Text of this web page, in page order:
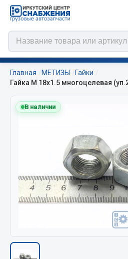
Цепи противоскольжения
ЦЕПИ BOHU (Китай)
Изготовление цепей на колеса
QITONG
Весь раздел
Отопители салона,
Автономные воздушные
Главная МЕТИЗЫ
Гайки
Гайка М 18х1.5 многоцелевая
В наличии